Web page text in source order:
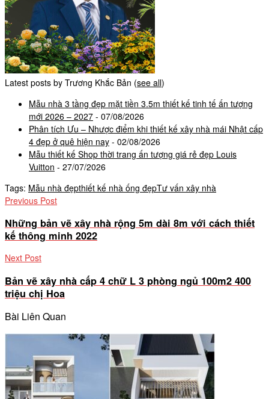
Latest posts by Trương Khắc Bản (see all)
Mẫu nhà 3 tầng đẹp mặt tiền 3.5m thiết kế tinh tế ấn tượng
mới 2026 – 2027 - 07/08/2026
Phân tích Ưu – Nhược điểm khi thiết kế xây nhà mái Nhật cấp
4 đẹp ở quê hiện nay - 02/08/2026
Mẫu thiết kế Shop thời trang ấn tượng giá rẻ đẹp Louis
Vuitton - 27/07/2026
Tags: Mẫu nhà đẹpthiết kế nhà ống đẹpTư vấn xây nhà
Previous Post
Những bản vẽ xây nhà rộng 5m dài 8m với cách thiết
kế thông minh 2022
Next Post
Bản vẽ xây nhà cấp 4 chữ L 3 phòng ngủ 100m2 400
triệu chị Hoa
Bài Liên Quan